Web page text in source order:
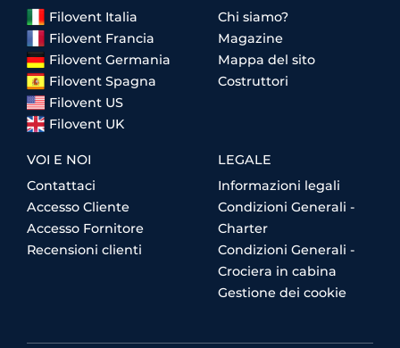
Filovent Italia
Filovent Francia
Filovent Germania
Filovent Spagna
Filovent US
Filovent UK
Chi siamo?
Magazine
Mappa del sito
Costruttori
VOI E NOI
Contattaci
Accesso Cliente
Accesso Fornitore
Recensioni clienti
LEGALE
Informazioni legali
Condizioni Generali -
Charter
Condizioni Generali -
Crociera in cabina
Gestione dei cookie